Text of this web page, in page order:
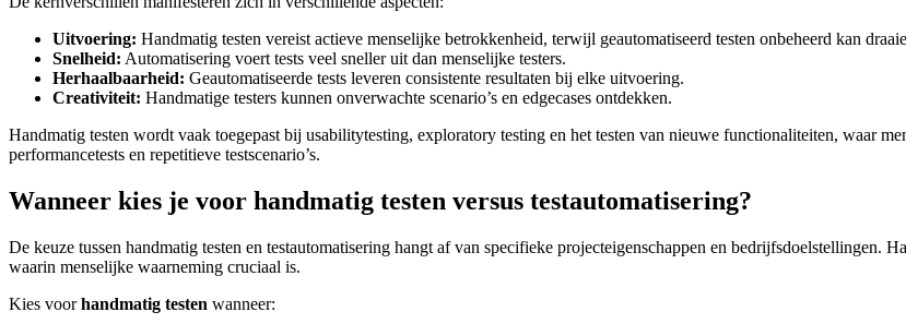
Uitvoering: Handmatig testen vereist actieve menselijke betrokkenheid, terwijl geautomatiseerd testen onbeheerd kan
Snelheid: Automatisering voert tests veel sneller uit dan menselijke testers.
Herhaalbaarheid: Geautomatiseerde tests leveren consistente resultaten bij elke uitvoering.
Creativiteit: Handmatige testers kunnen onverwachte scenario’s en edgecases ontdekken.
Handmatig testen wordt vaak toegepast bij usabilitytesting, exploratory testing en het testen van nieuwe functionaliteiten, waar
performancetests en repetitieve testscenario’s.
Wanneer kies je voor handmatig testen versus testautomatisering?
De keuze tussen handmatig testen en testautomatisering hangt af van specifieke projecteigenschappen en bedrijfsdoelstellingen.
waarin menselijke waarneming cruciaal is.
Kies voorhandmatig testen wanneer: